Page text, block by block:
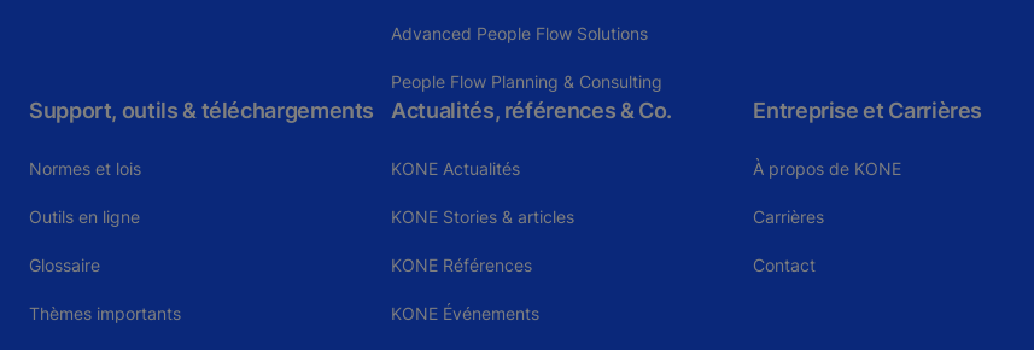
Advanced People Flow Solutions
People Flow Planning & Consulting
Support, outils & téléchargements
Normes et lois
Outils en ligne
Glossaire
Thèmes importants
Actualités, références & Co.
KONE Actualités
KONE Stories & articles
KONE Références
KONE Événements
Entreprise et Carrières
À propos de KONE
Carrières
Contact